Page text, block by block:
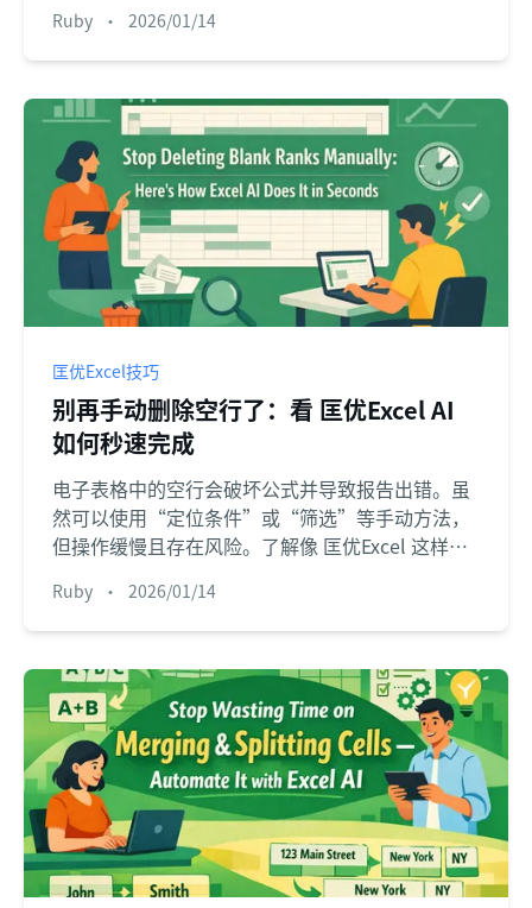
Ruby • 2026/01/14
匡优Excel技巧
别再手动删除空行了：看 匡优Excel AI
如何秒速完成
电子表格中的空行会破坏公式并导致报告出错。虽
然可以使用“定位条件”或“筛选”等手动方法，
但操作缓慢且存在风险。了解像 匡优Excel 这样的
行，在几秒钟内完成数据清洗。
Ruby • 2026/01/14